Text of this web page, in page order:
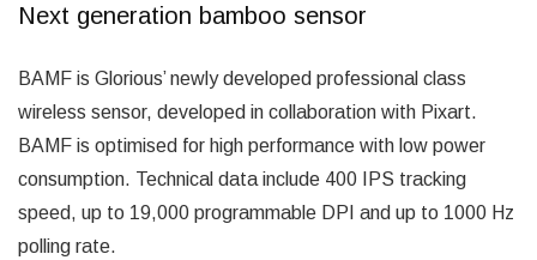
Next generation bamboo sensor
BAMF is Glorious’ newly developed professional class
wireless sensor, developed in collaboration with Pixart.
BAMF is optimised for high performance with low power
consumption. Technical data include 400 IPS tracking
speed, up to 19,000 programmable DPI and up to 1000 Hz
polling rate.